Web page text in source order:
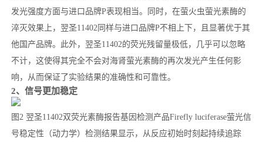
发光强度方面与进口品牌P表现相当。同时，在萤火虫萤光素酶的
淬灭效果上，翌圣11402同样与进口品牌P不相上下，且显著优于其
他国产品牌。此外，翌圣11402的荧光残留量极低，几乎可以忽略
不计，这使得其完全不会对海肾萤光素酶的再次发光产生任何影
响，从而保证了实验结果的准确性和可靠性。
2、信号更加稳定
图2 翌圣11402双荧光素酶报告基因检测产品Firefly luciferase萤光信
号稳定性（动力学）检测结果显示，从反应初始时刻起持续追踪